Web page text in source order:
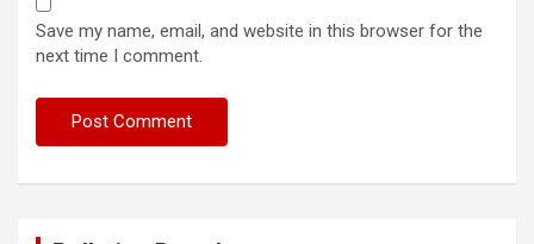
Save my name, email, and website in this browser for the
next time I comment.